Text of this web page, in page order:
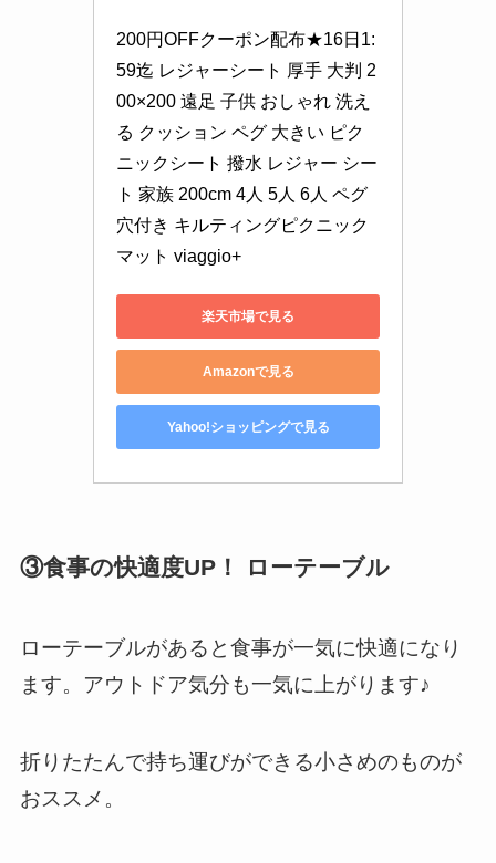
200円OFFクーポン配布★16日1:
59迄 レジャーシート 厚手 大判 2
00×200 遠足 子供 おしゃれ 洗え
る クッション ペグ 大きい ピク
ニックシート 撥水 レジャー シー
ト 家族 200cm 4人 5人 6人 ペグ
穴付き キルティングピクニック
マット viaggio+
楽天市場で見る
Amazonで見る
Yahoo!ショッピングで見る
③食事の快適度UP！ ローテーブル
ローテーブルがあると食事が一気に快適になり
ます。アウトドア気分も一気に上がります♪
折りたたんで持ち運びができる小さめのものが
おススメ。